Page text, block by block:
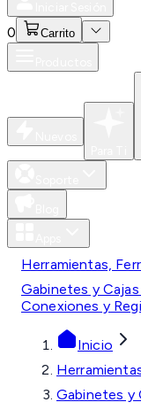
0 Carrito
Herramientas,
Gabinetes y
Conexiones y
Inicio
Gabinetes y